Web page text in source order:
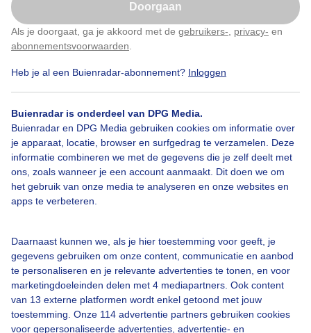
Doorgaan
Als je doorgaat, ga je akkoord met de gebruikers- privacy- en
abonnementsvoorwaarden
Heb je al een Buienradar-abonnement? Inloggen
Buienradar is onderdeel van DPG Media.
Buienradar en DPG Media gebruiken cookies om informatie over
je apparaat, locatie, browser en surfgedrag te verzamelen. Deze
informatie combineren we met de gegevens die je zelf deelt met
ons, zoals wanneer je een account aanmaakt. Dit doen we om
het gebruik van onze media te analyseren en onze websites en
apps te verbeteren.
Daarnaast kunnen we, als je hier toestemming voor geeft, je
gegevens gebruiken om onze content, communicatie en aanbod
te personaliseren en je relevante advertenties te tonen, en voor
marketingdoeleinden delen met 4 mediapartners. Ook content
van 13 externe platformen wordt enkel getoond met jouw
toestemming. Onze 114 advertentie partners gebruiken cookies
voor gepersonaliseerde advertenties, advertentie- en
Over Buienradar
Bedrijfsgegevens
Veelgestelde vragen
Contact
Toegankelijkheid
Buienradar Team
Privacy beleid
Cookie beleid
Privacy instellingen
Klik hierom dit aan te passen